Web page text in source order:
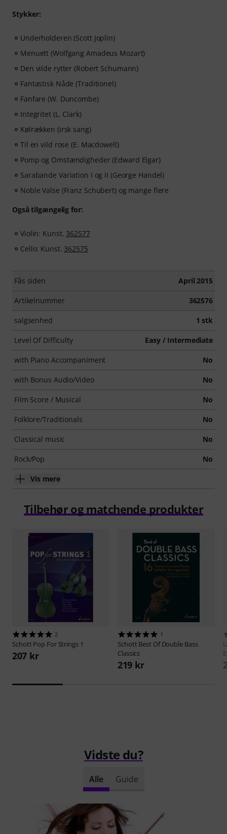
Stykker:
Underholderen (Scott Joplin)
Menuett (Wolfgang Amadeus Mozart)
Den vilde rytter (Robert Schumann)
Fantastisk Nåde (Traditionel)
Fanfare (W. Duncombe)
Integritet (L. Clark)
Kølrækken (irsk sang)
Til en vild rose (E. Macdowell)
Pomp og Omstændigheder (Edward Elgar)
Sarabande Variation I og II (George Handel)
Noble Valse (Franz Schubert) og mange flere
Også tilgængelig for:
Violin: Kunst. 362577
Cello: Kunst. 362575
Fås siden April 2015
Artikelnummer 362576
salgsenhed 1 stk
Level Of Difficulty Easy / Intermediate
with Piano Accompaniment No
with Bonus Audio/Video No
Film Score / Musical No
Folklore/Traditionals No
Classical music No
Rock/Pop No
Vis mere
Tilbehør og matchende produkter
2
Schott Pop For Strings 1
207 kr
1
Schott Best Of Double Bass
Classics
219 kr
Vidste du?
Alle Guide